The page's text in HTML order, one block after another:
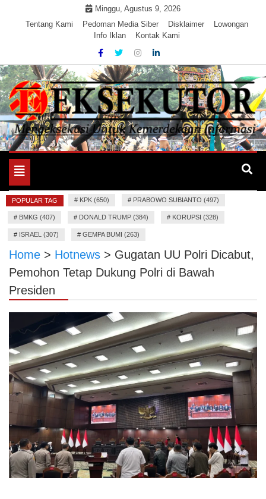
Minggu, Agustus 9, 2026
Tentang Kami
Pedoman Media Siber Disklaimer
Lowongan
Info Iklan
Kontak Kami
EKSEKUTOR
Mengeksekusi Berita Untuk Kemerdekaan dan Keadilan
Toggle
navigation
POPULAR TAG # KPK (650) # PRABOWO SUBIANTO (497)
# BMKG (407) # DONALD TRUMP (384) # KORUPSI (328)
# ISRAEL (307) # GEMPA BUMI (263)
Home > Hotnews > Gugatan UU Polri Dicabut,
Pemohon Tetap Dukung Polri di Bawah
Presiden